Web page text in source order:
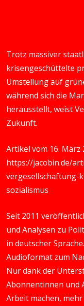
Trotz massiver
krisengeschüttelte
Umstellung auf
während sich die
herausstellt, weist
Zukunft.
Artikel vom 16. März
https://jacobin.de/
vergesellschaftung-
sozialismus
Seit 2011
und Analysen zu
in deutscher
Audioformat zum
Nur dank der
Abonnentinnen und
Arbeit machen,